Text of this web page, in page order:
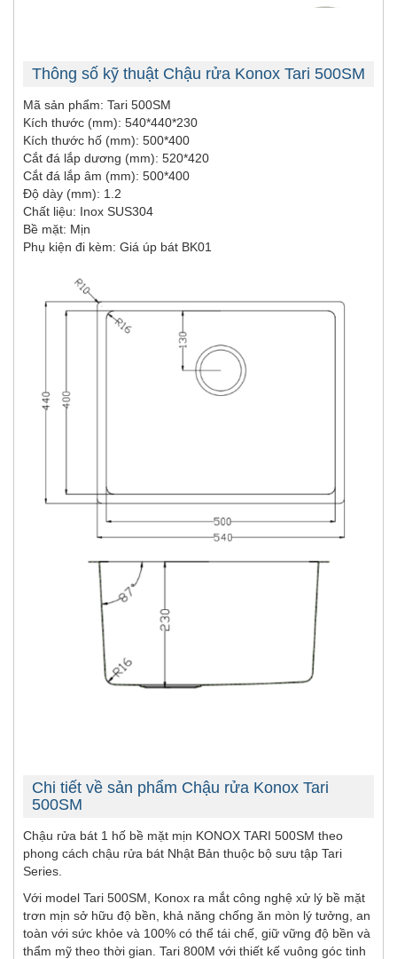
Thông số kỹ thuật Chậu rửa Konox Tari 500SM
Mã sản phẩm: Tari 500SM
Kích thước (mm): 540*440*230
Kích thước hố (mm): 500*400
Cắt đá lắp dương (mm): 520*420
Cắt đá lắp âm (mm): 500*400
Độ dày (mm): 1.2
Chất liệu: Inox SUS304
Bề mặt: Mịn
Phụ kiện đi kèm: Giá úp bát BK01
Chi tiết về sản phẩm Chậu rửa Konox Tari
500SM
Chậu rửa bát 1 hố bề mặt mịn KONOX TARI 500SM theo
phong cách chậu rửa bát Nhật Bản thuộc bộ sưu tập Tari
Series.
Với model Tari 500SM, Konox ra mắt công nghệ xử lý bề mặt
trơn mịn sở hữu độ bền, khả năng chống ăn mòn lý tưởng, an
toàn với sức khỏe và 100% có thể tái chế, giữ vững độ bền và
thẩm mỹ theo thời gian. Tari 800M với thiết kế vuông góc tinh